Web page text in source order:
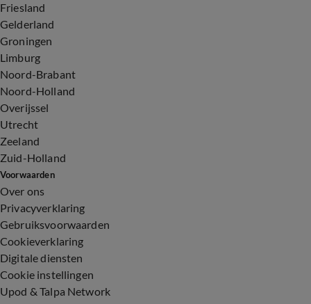
Friesland
Gelderland
Groningen
Limburg
Noord-Brabant
Noord-Holland
Overijssel
Utrecht
Zeeland
Zuid-Holland
Voorwaarden
Over ons
Privacyverklaring
Gebruiksvoorwaarden
Cookieverklaring
Digitale diensten
Cookie instellingen
Upod & Talpa Network